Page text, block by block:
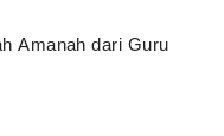
Amanah dari Guru